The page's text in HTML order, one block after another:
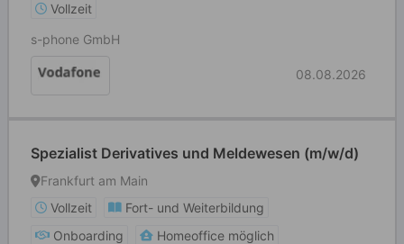
Vollzeit
s-phone GmbH
08.08.2026
Spezialist Derivatives und Meldewesen (m/w/d)
Frankfurt am Main
Vollzeit
Fort- und Weiterbildung
Onboarding
Homeoffice möglich